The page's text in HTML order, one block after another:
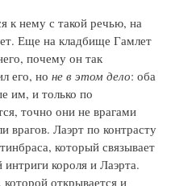
к нему с такой речью, на
Еще на кладбище Гамлет
почему он так
его, но не в этом дело: оба
им, и только по
точно они не врагами
врагов. Лаэрт по контрасту
который связывает
короля и Лаэрта.
открывается и